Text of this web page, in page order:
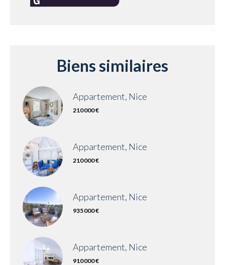
Biens similaires
Appartement, Nice
210 000 €
Appartement, Nice
210 000 €
Appartement, Nice
935 000 €
Appartement, Nice
910 000 €